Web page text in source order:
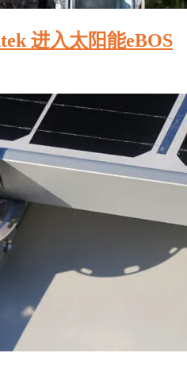
进入太阳能eBOS